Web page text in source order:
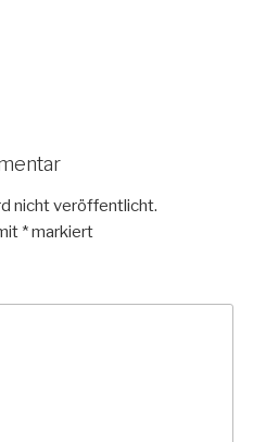
nicht veröffentlicht.
*markiert